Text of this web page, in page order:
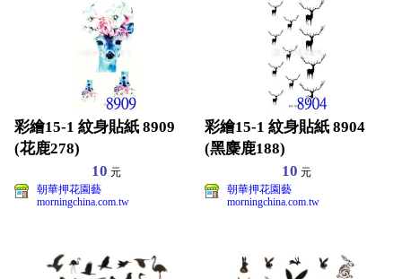
彩繪15-1 紋身貼紙 8909
(花鹿278)
10 元
朝華押花園藝
morningchina.com.tw
彩繪15-1 紋身貼紙 8904
(黑麋鹿188)
10 元
朝華押花園藝
morningchina.com.tw